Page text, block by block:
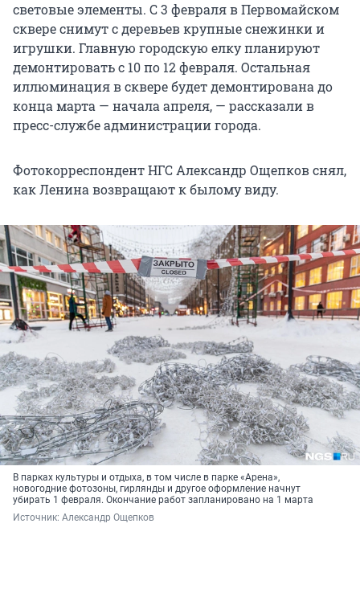
световые элементы. С 3 февраля в Первомайском
сквере снимут с деревьев крупные снежинки и
игрушки. Главную городскую елку планируют
демонтировать с 10 по 12 февраля. Остальная
иллюминация в сквере будет демонтирована до
конца марта — начала апреля, — рассказали в
пресс-службе администрации города.
Фотокорреспондент НГС Александр Ощепков снял,
как Ленина возвращают к былому виду.
В парках культуры и отдыха, в том числе в парке «Арена»,
новогодние фотозоны, гирлянды и другое оформление начнут
убирать 1 февраля. Окончание работ запланировано на 1 марта
Источник: Александр Ощепков